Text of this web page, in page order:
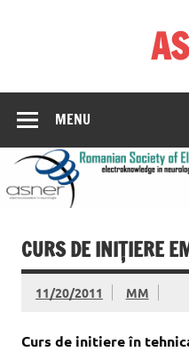
MENU
CURS DE INIȚIERE
11/20/2011 MM
Curs de initiere în